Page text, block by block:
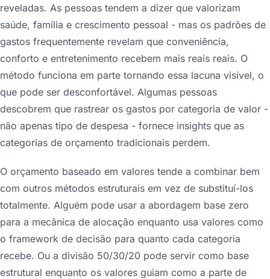
reveladas. As pessoas tendem a dizer que valorizam
saúde, família e crescimento pessoal - mas os padrões de
gastos frequentemente revelam que conveniência,
conforto e entretenimento recebem mais reais reais. O
método funciona em parte tornando essa lacuna visível, o
que pode ser desconfortável. Algumas pessoas
descobrem que rastrear os gastos por categoria de valor -
não apenas tipo de despesa - fornece insights que as
categorias de orçamento tradicionais perdem.
O orçamento baseado em valores tende a combinar bem
com outros métodos estruturais em vez de substituí-los
totalmente. Alguém pode usar a abordagem base zero
para a mecânica de alocação enquanto usa valores como
o framework de decisão para quanto cada categoria
recebe. Ou a divisão 50/30/20 pode servir como base
estrutural enquanto os valores guiam como a parte de